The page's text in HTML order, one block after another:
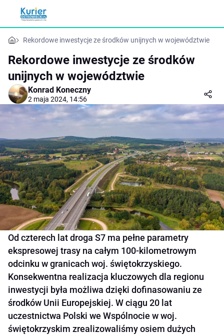
Rekordowe inwestycje ze środków unijnych w województwie
Rekordowe inwestycje ze środków
unijnych w województwie
Konrad Koneczny
2 maja 2024, 14:56
Od czterech lat droga S7 ma pełne parametry
ekspresowej trasy na całym 100-kilometrowym
odcinku w granicach woj. świętokrzyskiego.
Konsekwentna realizacja kluczowych dla regionu
inwestycji była możliwa dzięki dofinasowaniu ze
środków Unii Europejskiej. W ciągu 20 lat
uczestnictwa Polski we Wspólnocie w woj.
świętokrzyskim zrealizowaliśmy osiem dużych